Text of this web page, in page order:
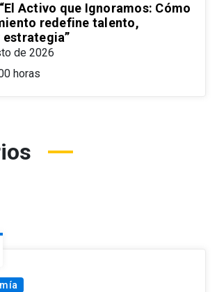
Activo que Ignoramos: Cómo
redefine talento,
estrategia”
de 2026
horas